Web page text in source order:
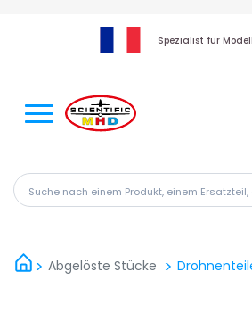
Spezialist für
Suche nach einem Produkt,
Abgelöste Stücke